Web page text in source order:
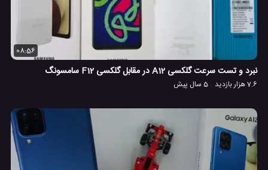
08:56
نبرد و تست سرعت گلکسی A12 در مقابل گلکسی F12 سامسونگ
7.6 هزار بازدید 5 سال پیش